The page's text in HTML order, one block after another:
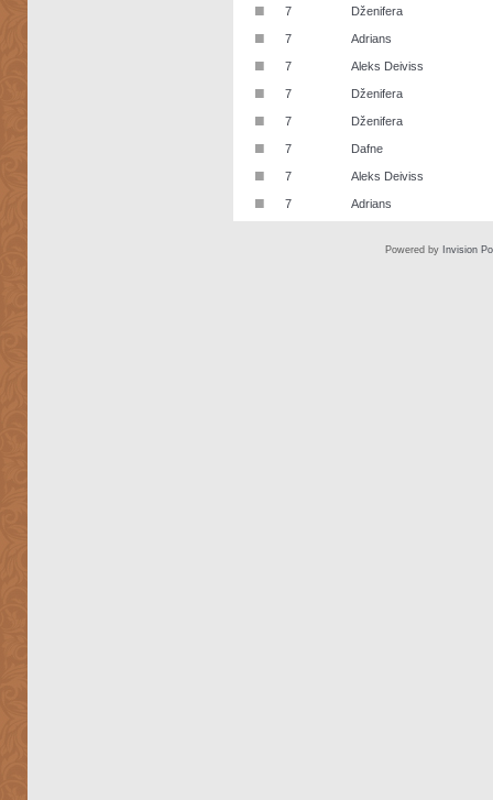
■ 7 Dženifera
■ 7 Adrians
■ 7 Aleks Deiviss
■ 7 Dženifera
■ 7 Dženifera
■ 7 Dafne
■ 7 Aleks Deiviss
■ 7 Adrians
Powered by Invision